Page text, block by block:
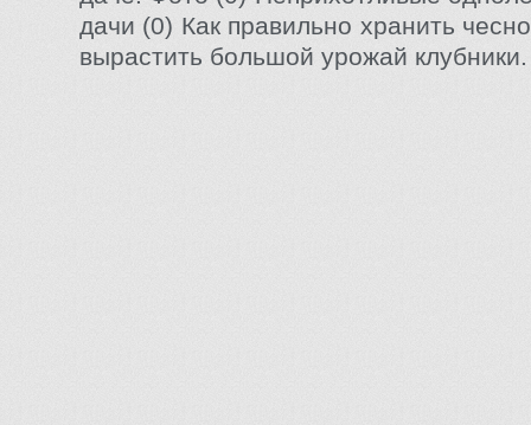
дачи (0) Как правильно хранить
вырастить большой урожай клубники.